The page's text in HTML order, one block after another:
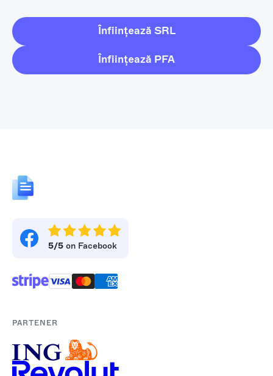
Înființează SRL
Înființează PFA
5/5 on Facebook
PARTENER